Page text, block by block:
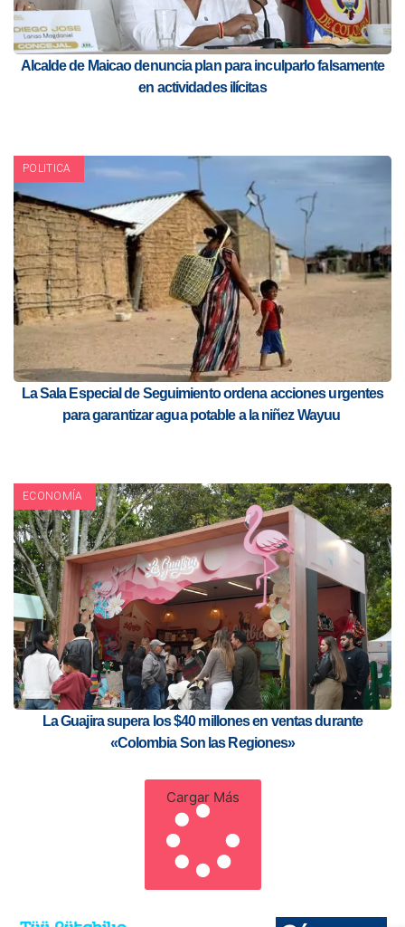
Alcalde de Maicao denuncia plan para inculparlo falsamente
en actividades ilícitas
POLITICA
La Sala Especial de Seguimiento ordena acciones urgentes
para garantizar agua potable a la niñez Wayuu
ECONOMÍA
La Guajira supera los $40 millones en ventas durante
«Colombia Son las Regiones»
Cargar Más